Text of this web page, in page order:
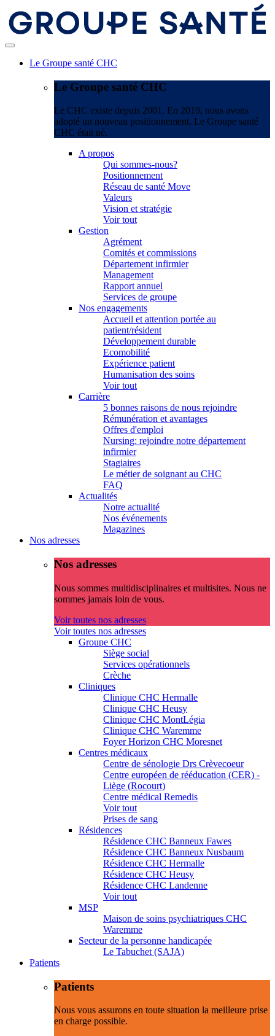
Le Groupe santé CHC
Le Groupe santé CHC
Le CHC existe depuis 2001. En 2019, nous avons
adopté un nouveau positionnement. Le Groupe santé
CHC était né.
A propos
Qui sommes-nous?
Positionnement
Réseau de santé Move
Valeurs
Vision et stratégie
Voir tout
Gestion
Agrément
Comités et commissions
Département infirmier
Management
Rapport annuel
Services de groupe
Nos engagements
Accueil et attention portée au
patient/résident
Développement durable
Ecomobilité
Expérience patient
Humanisation des soins
Voir tout
Carrière
5 bonnes raisons de nous rejoindre
Rémunération et avantages
Offres d'emploi
Nursing: rejoindre notre département
infirmier
Stagiaires
Le métier de soignant au CHC
FAQ
Actualités
Notre actualité
Nos événements
Magazines
Nos adresses
Nos adresses
Nous sommes multidisciplinaires et multisites. Nous ne
sommes jamais loin de vous.
Voir toutes nos adresses
Voir toutes nos adresses
Groupe CHC
Siège social
Services opérationnels
Crèche
Cliniques
Clinique CHC Hermalle
Clinique CHC Heusy
Clinique CHC MontLégia
Clinique CHC Waremme
Foyer Horizon CHC Moresnet
Centres médicaux
Centre de sénologie Drs Crèvecoeur
Centre européen de rééducation (CER) -
Liège (Rocourt)
Centre médical Remedis
Voir tout
Prises de sang
Résidences
Résidence CHC Banneux Fawes
Résidence CHC Banneux Nusbaum
Résidence CHC Hermalle
Résidence CHC Heusy
Résidence CHC Landenne
Voir tout
MSP
Maison de soins psychiatriques CHC
Waremme
Secteur de la personne handicapée
Le Tabuchet (SAJA)
Patients
Patients
Nous vous assurons en toute situation la meilleure prise
en charge possible.